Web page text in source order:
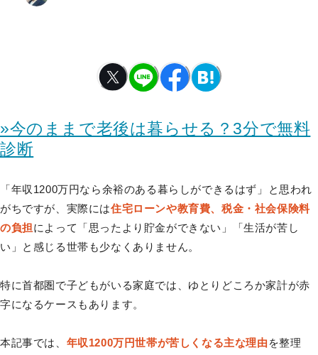
»今のままで老後は暮らせる？3分で無料
診断
「年収1200万円なら余裕のある暮らしができるはず」と思われ
がちですが、実際には住宅ローンや教育費、税金・社会保険料
の負担によって「思ったより貯金ができない」「生活が苦し
い」と感じる世帯も少なくありません。
特に首都圏で子どもがいる家庭では、ゆとりどころか家計が赤
字になるケースもあります。
本記事では、 年収1200万円世帯が苦しくなる主な理由 を整理